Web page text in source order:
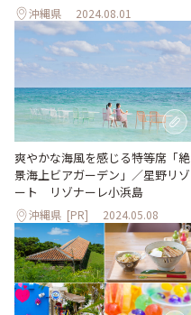
沖縄県 2024.08.01
爽やかな海⾵を感じる特等席「絶
景海上ビアガーデン」／星野リゾ
ート リゾナーレ⼩浜島
沖縄県 [PR] 2024.05.08